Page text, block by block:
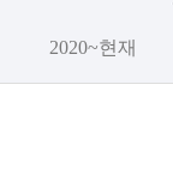
2020~현재